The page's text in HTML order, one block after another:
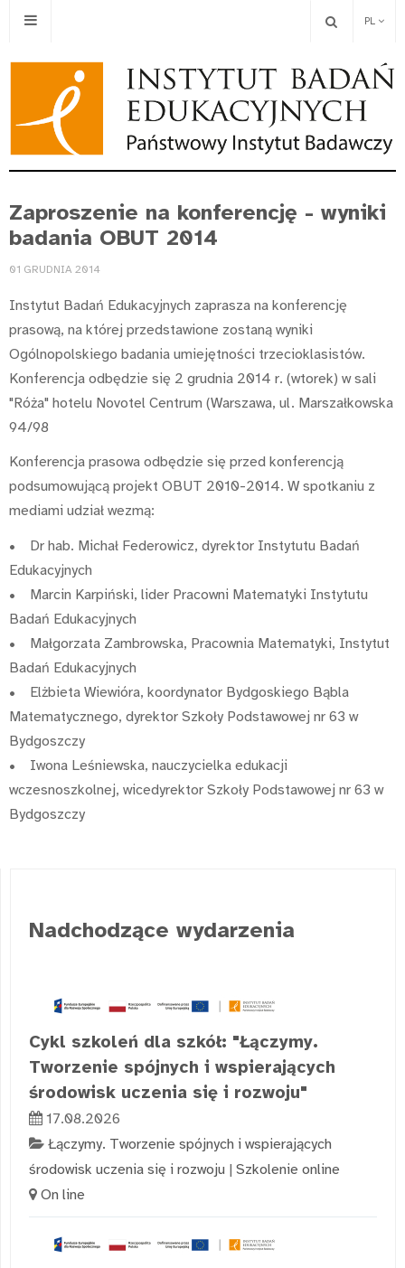
PL
Zaproszenie na konferencję - wyniki
badania OBUT 2014
01 GRUDNIA 2014
Instytut Badań Edukacyjnych zaprasza na konferencję
prasową, na której przedstawione zostaną wyniki
Ogólnopolskiego badania umiejętności trzecioklasistów.
Konferencja odbędzie się 2 grudnia 2014 r. (wtorek) w sali
"Róża" hotelu Novotel Centrum (Warszawa, ul. Marszałkowska
94/98
Konferencja prasowa odbędzie się przed konferencją
podsumowującą projekt OBUT 2010-2014. W spotkaniu z
mediami udział wezmą:
• Dr hab. Michał Federowicz, dyrektor Instytutu Badań
Edukacyjnych
• Marcin Karpiński, lider Pracowni Matematyki Instytutu
Badań Edukacyjnych
• Małgorzata Zambrowska, Pracownia Matematyki, Instytut
Badań Edukacyjnych
• Elżbieta Wiewióra, koordynator Bydgoskiego Bąbla
Matematycznego, dyrektor Szkoły Podstawowej nr 63 w
Bydgoszczy
• Iwona Leśniewska, nauczycielka edukacji
wczesnoszkolnej, wicedyrektor Szkoły Podstawowej nr 63 w
Bydgoszczy
Nadchodzące wydarzenia
Cykl szkoleń dla szkół: "Łączymy.
Tworzenie spójnych i wspierających
środowisk uczenia się i rozwoju"
17.08.2026
Łączymy. Tworzenie spójnych i wspierających
środowisk uczenia się i rozwoju | Szkolenie online
On line